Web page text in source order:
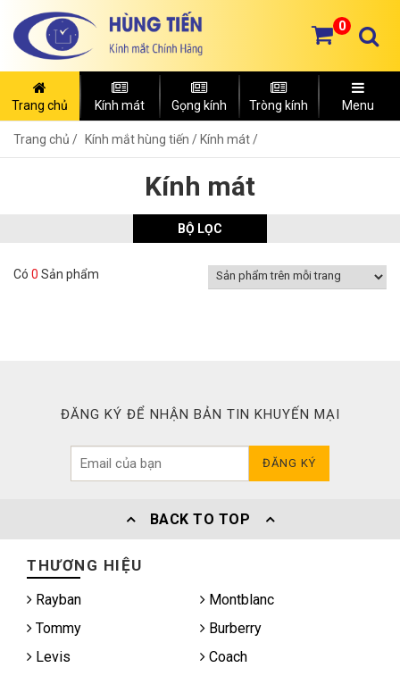
0
Trang chủ Kính mát Gọng kính Tròng kính Menu
Trang chủ Kính mắt hùng tiến / Kính mát /
Kính mát
BỘ LỌC
Có 0 Sản phẩm
ĐĂNG KÝ ĐỂ NHẬN BẢN TIN KHUYẾN MẠI
ĐĂNG KÝ
BACK TO TOP
THƯƠNG HIỆU
Rayban
Montblanc
Tommy
Burberry
Levis
Coach